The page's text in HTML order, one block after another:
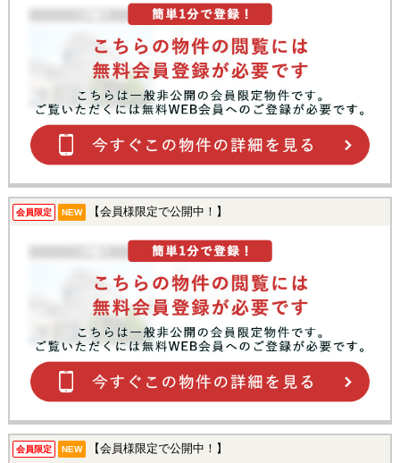
会員限定 NEW 【会員様限定で公開中！】
会員限定 NEW 【会員様限定で公開中！】